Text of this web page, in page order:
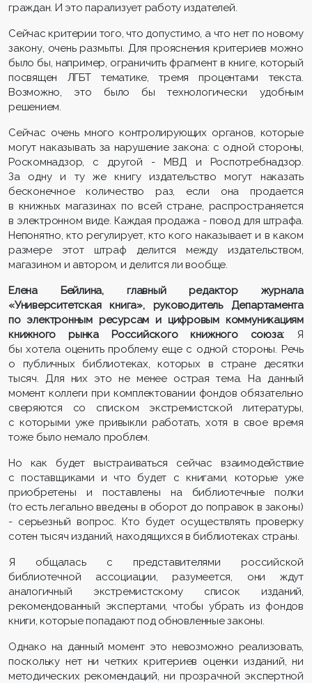
граждан. И это парализует работу издателей.
Сейчас критерии того, что допустимо, а что нет по новому
закону, очень размыты. Для прояснения критериев можно
было бы, например, ограничить фрагмент в книге, который
посвящен ЛГБТ тематике, тремя процентами текста.
Возможно, это было бы технологически удобным
решением.
Сейчас очень много контролирующих органов, которые
могут наказывать за нарушение закона: с одной стороны,
Роскомнадзор, с другой - МВД и Роспотребнадзор.
За одну и ту же книгу издательство могут наказать
бесконечное количество раз, если она продается
в книжных магазинах по всей стране, распространяется
в электронном виде. Каждая продажа - повод для штрафа.
Непонятно, кто регулирует, кто кого наказывает и в каком
размере этот штраф делится между издательством,
магазином и автором, и делится ли вообще.
Елена Бейлина, главный редактор журнала
«Университетская книга», руководитель Департамента
по электронным ресурсам и цифровым коммуникациям
книжного рынка Российского книжного союза: Я
бы хотела оценить проблему еще с одной стороны. Речь
о публичных библиотеках, которых в стране десятки
тысяч. Для них это не менее острая тема. На данный
момент коллеги при комплектовании фондов обязательно
сверяются со списком экстремистской литературы,
с которыми уже привыкли работать, хотя в свое время
тоже было немало проблем.
Но как будет выстраиваться сейчас взаимодействие
с поставщиками и что будет с книгами, которые уже
приобретены и поставлены на библиотечные полки
(то есть легально введены в оборот до поправок в законы)
- серьезный вопрос. Кто будет осуществлять проверку
сотен тысяч изданий, находящихся в библиотеках страны.
Я общалась с представителями российской
библиотечной ассоциации, разумеется, они ждут
аналогичный экстремистскому список изданий,
рекомендованный экспертами, чтобы убрать из фондов
книги, которые попадают под обновленные законы.
Однако на данный момент это невозможно реализовать,
поскольку нет ни четких критериев оценки изданий, ни
методических рекомендаций, ни прозрачной экспертной